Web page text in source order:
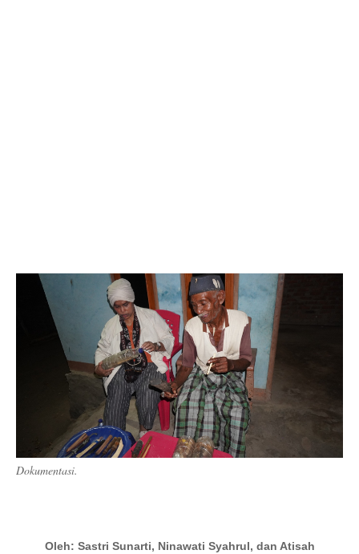
Dokumentasi.
Oleh: Sastri Sunarti, Ninawati Syahrul, dan Atisah